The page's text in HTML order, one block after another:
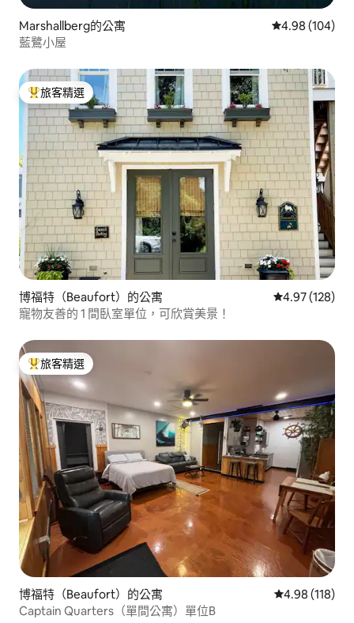
Marshallberg的公寓 從 104 則評價
4.98 (104)
藍鷺小屋
旅客精選榜首
旅客精選
博福特（Beaufort）的公寓 從 128 則評價
4.97 (128)
寵物友善的 1 間臥室單位，可欣賞美景！
旅客精選榜首
旅客精選
博福特（Beaufort）的公寓 從 118 則評價
4.98 (118)
Captain Quarters（單間公寓）單位B